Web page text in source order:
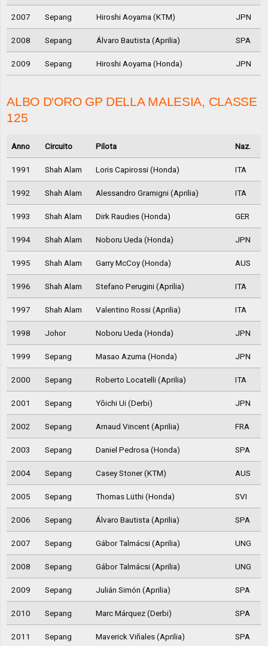
2007 Sepang Hiroshi Aoyama (KTM) JPN
2008 Sepang Álvaro Bautista (Aprilia) SPA
2009 Sepang Hiroshi Aoyama (Honda) JPN
ALBO D'ORO GP DELLA MALESIA, CLASSE
125
Anno Circuito Pilota Naz.
1991 Shah Alam Loris Capirossi (Honda) ITA
1992 Shah Alam Alessandro Gramigni (Aprilia) ITA
1993 Shah Alam Dirk Raudies (Honda) GER
1994 Shah Alam Noboru Ueda (Honda) JPN
1995 Shah Alam Garry McCoy (Honda) AUS
1996 Shah Alam Stefano Perugini (Aprilia) ITA
1997 Shah Alam Valentino Rossi (Aprilia) ITA
1998 Johor Noboru Ueda (Honda) JPN
1999 Sepang Masao Azuma (Honda) JPN
2000 Sepang Roberto Locatelli (Aprilia) ITA
2001 Sepang Yōichi Ui (Derbi) JPN
2002 Sepang Arnaud Vincent (Aprilia) FRA
2003 Sepang Daniel Pedrosa (Honda) SPA
2004 Sepang Casey Stoner (KTM) AUS
2005 Sepang Thomas Lüthi (Honda) SVI
2006 Sepang Álvaro Bautista (Aprilia) SPA
2007 Sepang Gábor Talmácsi (Aprilia) UNG
2008 Sepang Gábor Talmácsi (Aprilia) UNG
2009 Sepang Julián Simón (Aprilia) SPA
2010 Sepang Marc Márquez (Derbi) SPA
2011 Sepang Maverick Viñales (Aprilia) SPA